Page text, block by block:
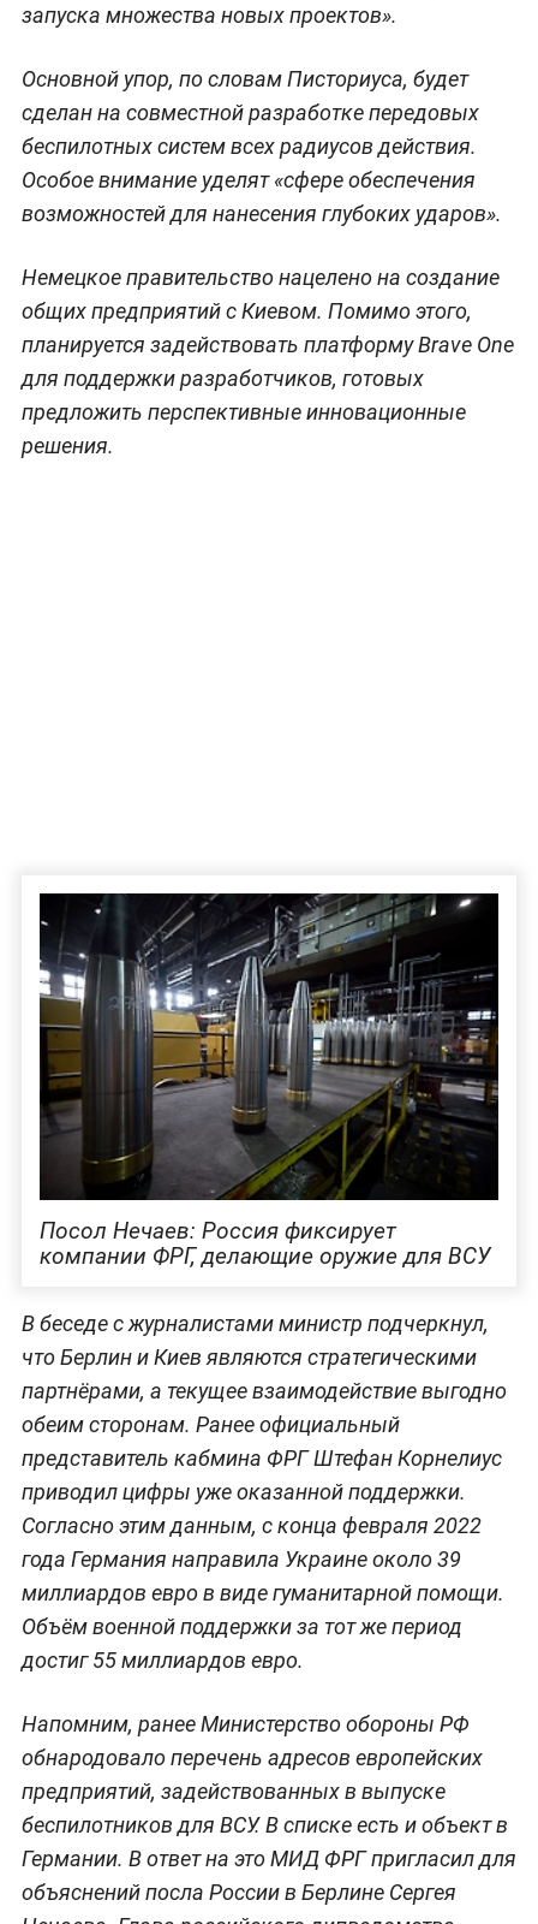
запуска множества новых проектов».
Основной упор, по словам Писториуса, будет
сделан на совместной разработке передовых
беспилотных систем всех радиусов действия.
Особое внимание уделят «сфере обеспечения
возможностей для нанесения глубоких ударов».
Немецкое правительство нацелено на создание
общих предприятий с Киевом. Помимо этого,
планируется задействовать платформу Brave One
для поддержки разработчиков, готовых
предложить перспективные инновационные
решения.
Посол Нечаев: Россия фиксирует
компании ФРГ, делающие оружие для ВСУ
В беседе с журналистами министр подчеркнул,
что Берлин и Киев являются стратегическими
партнёрами, а текущее взаимодействие выгодно
обеим сторонам. Ранее официальный
представитель кабмина ФРГ Штефан Корнелиус
приводил цифры уже оказанной поддержки.
Согласно этим данным, с конца февраля 2022
года Германия направила Украине около 39
миллиардов евро в виде гуманитарной помощи.
Объём военной поддержки за тот же период
достиг 55 миллиардов евро.
Напомним, ранее Министерство обороны РФ
обнародовало перечень адресов европейских
предприятий, задействованных в выпуске
беспилотников для ВСУ. В списке есть и объект в
Германии. В ответ на это МИД ФРГ пригласил для
объяснений посла России в Берлине Сергея